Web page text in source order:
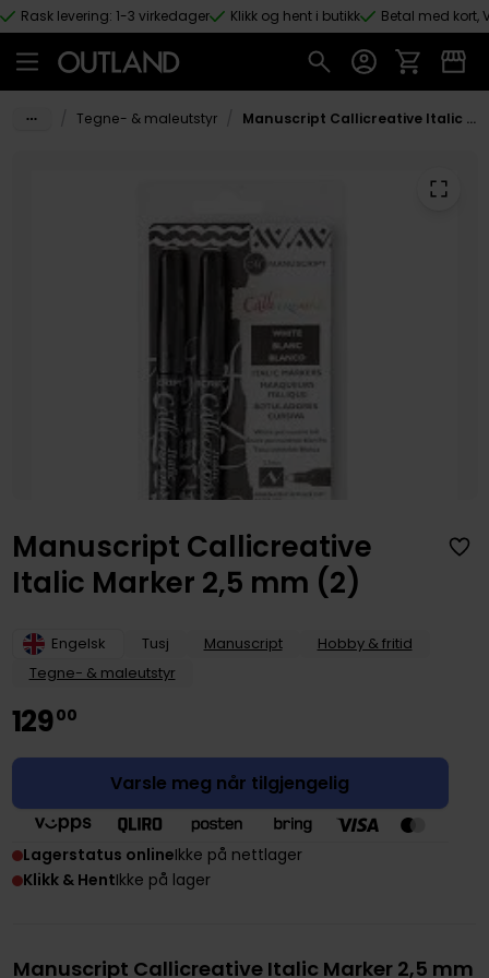
Hopp til hovedinnhold
Rask levering: 1-3 virkedager Klikk og hent i butikk Betal med kort,
Tegne- & maleutstyr Manuscript Callicreative Italic Marker 2,5 mm (2)
Manuscript Callicreative
Italic Marker 2,5 mm (2)
Engelsk Tusj Manuscript
Hobby & fritid
Tegne- & maleutstyr
12900
Varsle meg når tilgjengelig
Lagerstatus onlineIkke på nettlager
Klikk & HentIkke på lager
Manuscript Callicreative Italic Marker 2,5 mm